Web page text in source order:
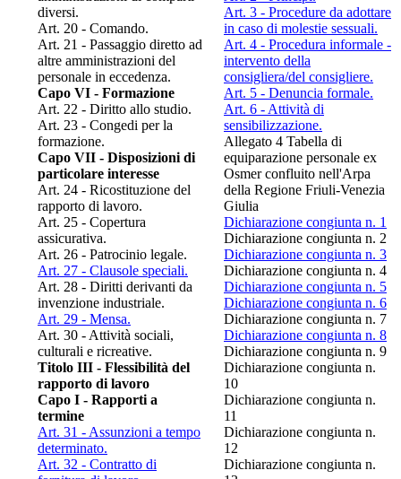
diversi.
Art. 20 - Comando.
Art. 21 - Passaggio diretto ad
altre amministrazioni del
personale in eccedenza.
Capo VI - Formazione
Art. 22 - Diritto allo studio.
Art. 23 - Congedi per la
formazione.
Capo VII - Disposizioni di
particolare interesse
Art. 24 - Ricostituzione del
rapporto di lavoro.
Art. 25 - Copertura
assicurativa.
Art. 26 - Patrocinio legale.
Art. 27 - Clausole speciali.
Art. 28 - Diritti derivanti da
invenzione industriale.
Art. 29 - Mensa.
Art. 30 - Attività sociali,
culturali e ricreative.
Titolo III - Flessibilità del
rapporto di lavoro
Capo I - Rapporti a
termine
Art. 31 - Assunzioni a tempo
determinato.
Art. 32 - Contratto di
Art. 3 - Procedure da adottare
in caso di molestie sessuali.
Art. 4 - Procedura informale -
intervento della
consigliera/del consigliere.
Art. 5 - Denuncia formale.
Art. 6 - Attività di
sensibilizzazione.
Allegato 4 Tabella di
equiparazione personale ex
Osmer confluito nell'Arpa
della Regione Friuli-Venezia
Giulia
Dichiarazione congiunta n. 1
Dichiarazione congiunta n. 2
Dichiarazione congiunta n. 3
Dichiarazione congiunta n. 4
Dichiarazione congiunta n. 5
Dichiarazione congiunta n. 6
Dichiarazione congiunta n. 7
Dichiarazione congiunta n. 8
Dichiarazione congiunta n. 9
Dichiarazione congiunta n.
10
Dichiarazione congiunta n.
11
Dichiarazione congiunta n.
12
Dichiarazione congiunta n.